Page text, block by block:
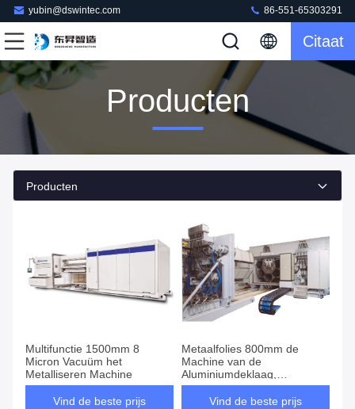
yubin@dswintec.com 86-551-65303291
Citaat
Producten
Producten
Multifunctie 1500mm 8
Micron Vacuüm het
Metalliseren Machine
Vind de beste prijs
Metaalfolies 800mm de
Machine van de
Aluminiumdeklaag,
Magnetron Sputterende
MachineVind de beste prijs